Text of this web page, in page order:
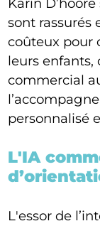
sont rassurés
coûteux pour
leurs enfants,
commercial
personnalisé
L'IA
L'essor de